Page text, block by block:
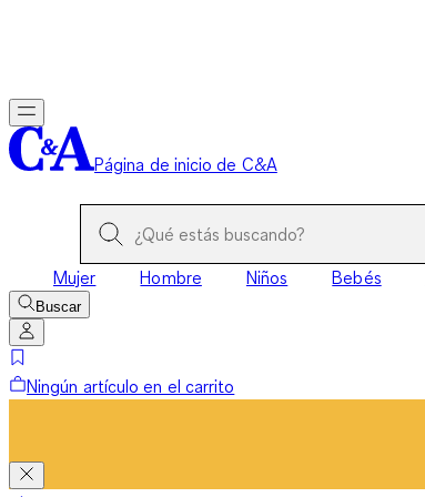
Página de inicio de C&A
Mujer Hombre Niños Bebés
Buscar
Ningún artículo en el carrito